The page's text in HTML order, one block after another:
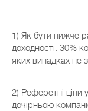
1) Як бути нижче
доходності. 30%
яких випадках не
2) Реферетні ціни
дочірньою